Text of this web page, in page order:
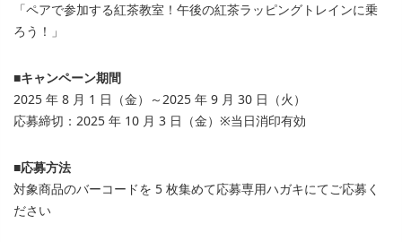
「ペアで参加する紅茶教室！午後の紅茶ラッピングトレインに乗
ろう！」
■キャンペーン期間
2025 年 8 月 1 日（金）～2025 年 9 月 30 日（火）
応募締切：2025 年 10 月 3 日（金）※当日消印有効
■応募方法
対象商品のバーコードを 5 枚集めて応募専用ハガキにてご応募く
ださい